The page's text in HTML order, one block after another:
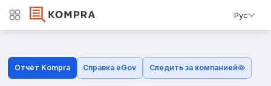
Рус
Отчёт Kompra Справка eGov Следить за компанией